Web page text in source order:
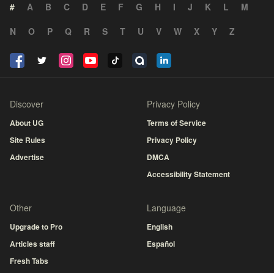
# A B C D E F G H I J K L
M
N
O P Q R S T U V W X Y Z
Discover
About UG
Site Rules
Advertise
Privacy Policy
Terms of Service
Privacy Policy
DMCA
Accessibility Statement
Other
Upgrade to Pro
Articles staff
Fresh Tabs
Language
English
Español